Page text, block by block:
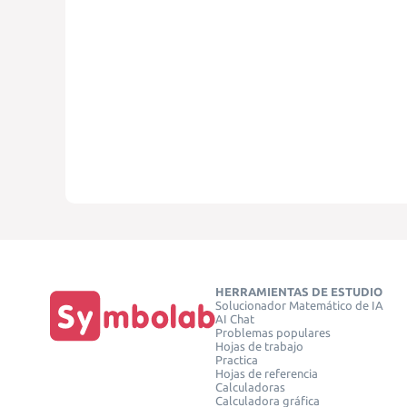
HERRAMIENTAS DE ESTUDIO
Solucionador Matemático de IA
AI Chat
Problemas populares
Hojas de trabajo
Practica
Hojas de referencia
Calculadoras
Calculadora gráfica